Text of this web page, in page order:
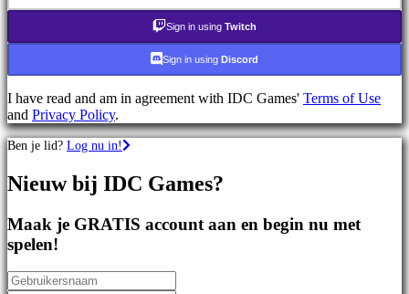
Indie
Simulation
Puzzle
games
Fighting
games
Demo's
Gemeenschap
Gameplay
In-
game
evenementen
Sign in using Twitch
Sign in using Discord
I have read and am in agreement with IDC Games' Terms of Use
and Privacy Policy.
Ben je lid? Log nu in!
Nieuw bij IDC Games?
Maak je GRATIS account aan en begin nu met
spelen!